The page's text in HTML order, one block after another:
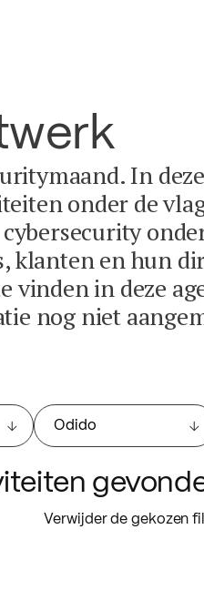
In
onder de
klanten en hun
in deze
nog niet
Odido
Verwijder de gekozen